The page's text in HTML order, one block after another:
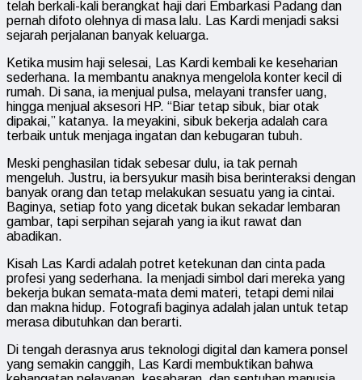
telah berkali-kali berangkat haji dari Embarkasi Padang dan
pernah difoto olehnya di masa lalu. Las Kardi menjadi saksi
sejarah perjalanan banyak keluarga.
Ketika musim haji selesai, Las Kardi kembali ke keseharian
sederhana. Ia membantu anaknya mengelola konter kecil di
rumah. Di sana, ia menjual pulsa, melayani transfer uang,
hingga menjual aksesori HP. “Biar tetap sibuk, biar otak
dipakai,” katanya. Ia meyakini, sibuk bekerja adalah cara
terbaik untuk menjaga ingatan dan kebugaran tubuh.
Meski penghasilan tidak sebesar dulu, ia tak pernah
mengeluh. Justru, ia bersyukur masih bisa berinteraksi dengan
banyak orang dan tetap melakukan sesuatu yang ia cintai.
Baginya, setiap foto yang dicetak bukan sekadar lembaran
gambar, tapi serpihan sejarah yang ia ikut rawat dan
abadikan.
Kisah Las Kardi adalah potret ketekunan dan cinta pada
profesi yang sederhana. Ia menjadi simbol dari mereka yang
bekerja bukan semata-mata demi materi, tetapi demi nilai
dan makna hidup. Fotografi baginya adalah jalan untuk tetap
merasa dibutuhkan dan berarti.
Di tengah derasnya arus teknologi digital dan kamera ponsel
yang semakin canggih, Las Kardi membuktikan bahwa